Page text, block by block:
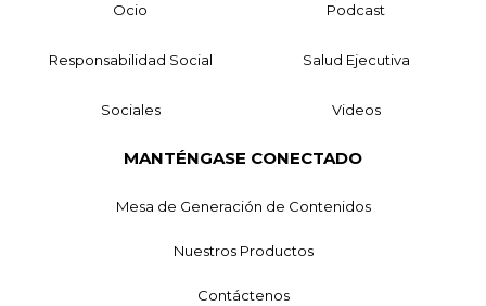
Ocio Podcast
Responsabilidad Social Salud Ejecutiva
Sociales Videos
MANTÉNGASE CONECTADO
Mesa de Generación de Contenidos
Nuestros Productos
Contáctenos